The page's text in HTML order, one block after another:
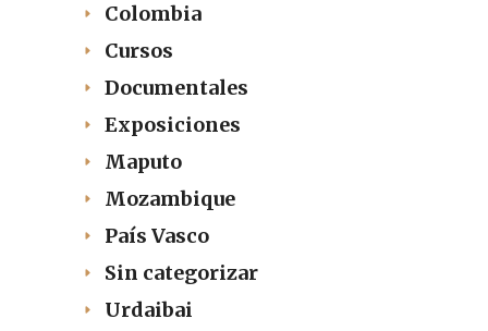
Colombia
Cursos
Documentales
Exposiciones
Maputo
Mozambique
País Vasco
Sin categorizar
Urdaibai